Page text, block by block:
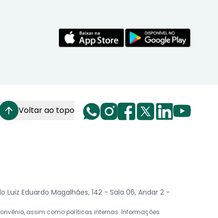
Voltar ao topo
Luiz Eduardo Magalhães, 142 - Sala 06, Andar 2 -
assim como políticas internas. Informações